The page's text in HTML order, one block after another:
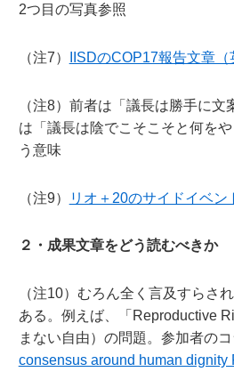
2つ目の写真参照
（注7） IISDのCOP17報告文章（
（注8）前者は「議長は勝手に
は「議長は陰でこそこそと何を
う意味
（注9） リオ＋20のサイドイベン
２・成果文章をどう読むべきか
（注10）むろん全く言及すらさ
ある。例えば、「Reproductive
まない自由）の問題。参加者のコ
consensus around human dignity